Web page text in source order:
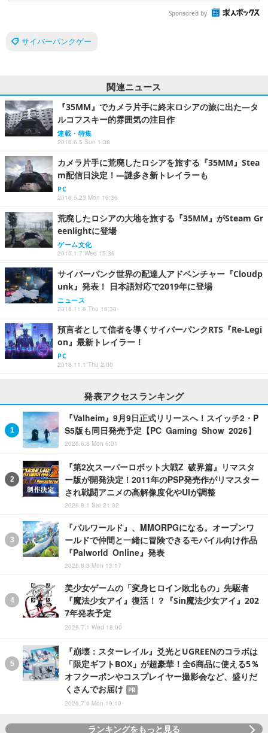
Sponsored by
サイバーパンクゲー
関連ニュース
『35MM』でカメラ片手に終末ロシアの旅に出た―タ
ルコフスキー的雰囲気の注目作
連載・特集
2016.6.5 Sun 1:38
カメラ片手に荒廃したロシアを旅する『35MM』Stea
m配信日決定！―謎多き新トレイラーも
PC
2016.5.23 Mon 16:36
荒廃したロシアの大地を旅する『35MM』がSteam Gr
eenlightに登場
ゲーム文化
2015.1.7 Wed 15:36
サイバーパンク世界の配達人アドベンチャー『Cloudp
unk』発表！ 日本語対応で2019年に登場
ニュース
2018.11.8 Thu 16:30
預言者として信者を導くサイバーパンクRTS『Re-Legi
on』最新トレイラー！
PC
2018.11.1 Thu 2:00
発表アクセスランキング
『Valheim』9月9日正式リリースへ！スイッチ2・P
S5版も同日発売予定【PC Gaming Show 2026】
2026.6.8 Mon 6:01
『第2次スーパーロボット大戦Z 破界篇』リマスタ
ー版が開発決定！2011年のPSP発売作がリマスター
され戦闘アニメの高解像度化やUIが調整
2026.8.1 Sat 21:32
『パルワールド』、MMORPGになる。オープンワ
ールドで仲間と一緒に冒険できるモバイル向け作品
『Palworld Online』発表
2026.8.3 Mon 13:17
美少女ゲームの「変身ヒロイン敗北もの」先駆者
『魔法少女アイ』復活！？『Sin魔法少女アイ』202
7年発表予定
2026.7.1 Wed 18:00
『崩壊：スターレイル』爻光とUGREENのコラボは
「限定ギフトBOX」が超豪華！全6商品に使える5％
オフクーポンやコスプレイヤー撮影会など、盛りだ
くさんでお届け
PR
2026.7.6 Mon 19:10
ランキングをもっと見る